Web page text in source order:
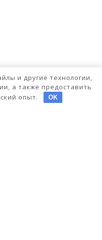
и другие технологии,
а также предоставить
опыт.
OK